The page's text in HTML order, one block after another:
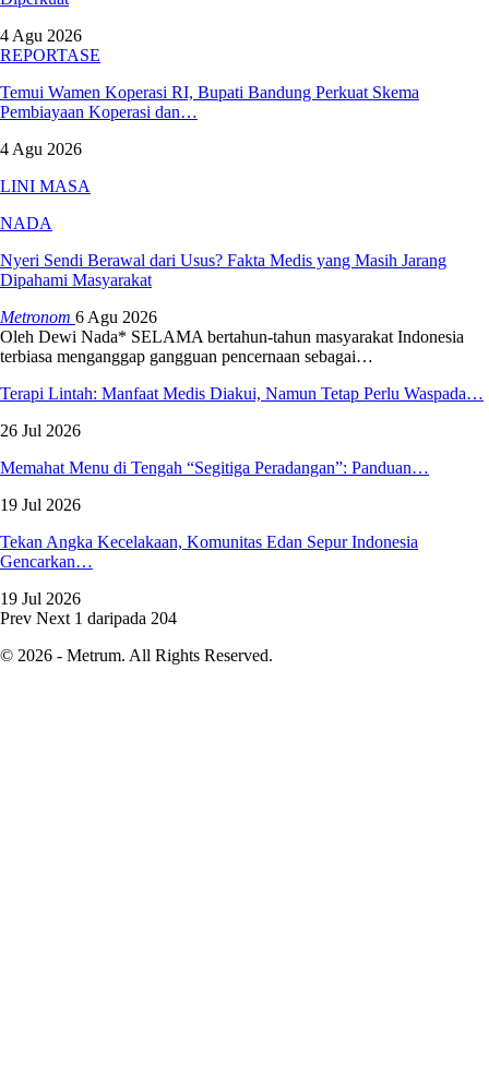
4 Agu 2026
REPORTASE
Temui Wamen Koperasi RI, Bupati Bandung Perkuat Skema
Pembiayaan Koperasi dan…
4 Agu 2026
LINI MASA
NADA
Nyeri Sendi Berawal dari Usus? Fakta Medis yang Masih Jarang
Dipahami Masyarakat
Metronom 6 Agu 2026
Oleh Dewi Nada* SELAMA bertahun-tahun masyarakat Indonesia
terbiasa menganggap gangguan pencernaan sebagai…
Terapi Lintah: Manfaat Medis Diakui, Namun Tetap Perlu Waspada…
26 Jul 2026
Memahat Menu di Tengah “Segitiga Peradangan”: Panduan…
19 Jul 2026
Tekan Angka Kecelakaan, Komunitas Edan Sepur Indonesia
Gencarkan…
19 Jul 2026
Prev Next 1 daripada 204
© 2026 - Metrum. All Rights Reserved.